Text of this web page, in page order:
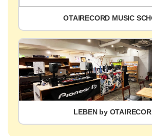
OTAIRECORD MUSIC
LEBEN by